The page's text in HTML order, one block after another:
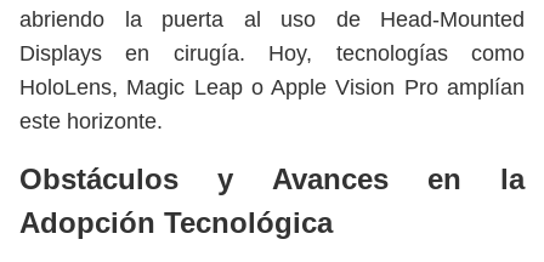
abriendo la puerta al uso de Head-Mounted
Displays en cirugía. Hoy, tecnologías como
HoloLens, Magic Leap o Apple Vision Pro amplían
este horizonte.
Obstáculos y Avances en la
Adopción Tecnológica